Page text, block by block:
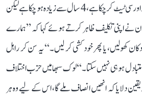
بیان کرتے ہوئے بتایا کہ وہ بی ایڈ اور سی ٹیٹ کر چکا ہے، 4 سال سے زیادہ ہو چکا ہے لیکن
نے اپنی تکلیف ظاہر کرتے ہوئے کہا کہ ’’ہمارے
دکان کھولیں، یا پھر خود کشی کر لیں۔‘‘ یہ سن کر راہل
ہو ہی نہیں سکتا۔‘‘ لوک سبھا میں حزب اختلاف
دلایا کہ انھیں انصاف ملے گا، اس کے لیے وہ ہر